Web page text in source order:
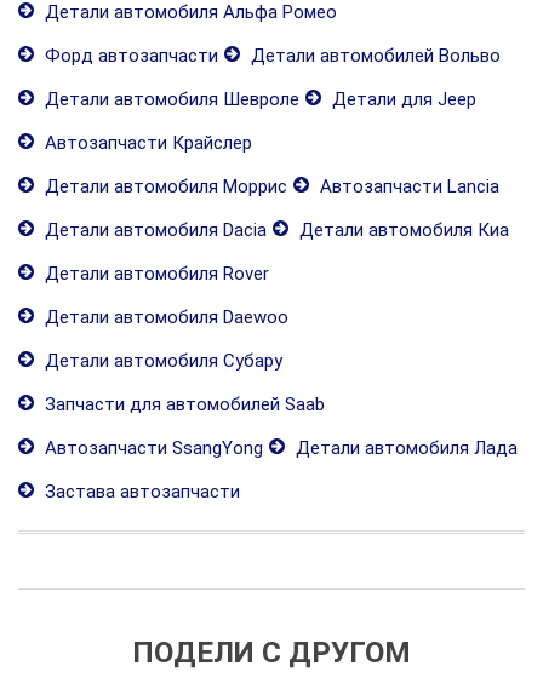
Детали автомобиля Альфа Ромео
Форд автозапчасти
Детали автомобилей Вольво
Детали автомобиля Шевроле
Детали для Jeep
Автозапчасти Крайслер
Детали автомобиля Моррис
Автозапчасти Lancia
Детали автомобиля Dacia
Детали автомобиля Киа
Детали автомобиля Rover
Детали автомобиля Daewoo
Детали автомобиля Субару
Запчасти для автомобилей Saab
Автозапчасти SsangYong
Детали автомобиля Лада
Застава автозапчасти
ПОДЕЛИ С ДРУГОМ